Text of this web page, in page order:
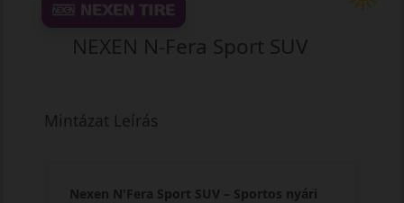
NEXEN N-Fera Sport SUV
Mintázat Leírás
Nexen N'Fera Sport SUV – Sportos nyári